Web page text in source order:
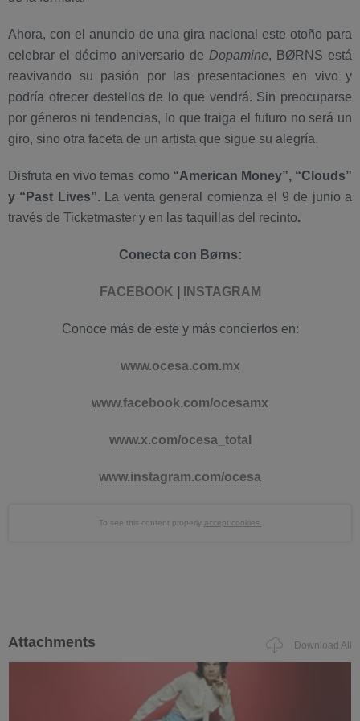
Ahora, con el anuncio de una gira nacional este otoño para
celebrar el décimo aniversario de Dopamine, BØRNS está
reavivando su pasión por las presentaciones en vivo y
podría ofrecer destellos de lo que vendrá. Sin preocuparse
por géneros ni tendencias, lo que traiga el futuro no será un
giro, sino otra faceta de un artista que sigue su alegría.
Disfruta en vivo temas como “American Money”, “Clouds”
y “Past Lives”.
La venta general comienza el 9 de junio a
través de Ticketmaster y en las taquillas del recinto.
Conecta con Børns:
FACEBOOK INSTAGRAM
Conoce más de este y más conciertos en:
www.ocesa.com.mx
www.facebook.com/ocesamx
www.x.com/ocesa_total
www.instagram.com/ocesa
To see this content properly accept cookies.
Attachments Download All